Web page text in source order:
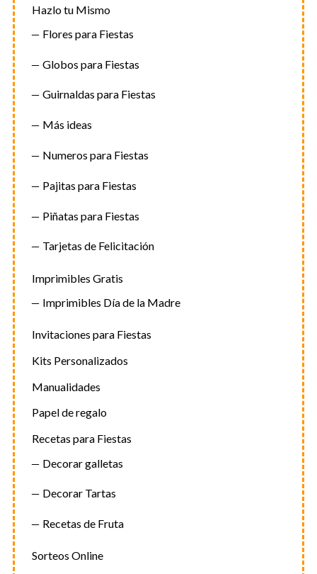
Hazlo tu Mismo
Flores para Fiestas
Globos para Fiestas
Guirnaldas para Fiestas
Más ideas
Numeros para Fiestas
Pajitas para Fiestas
Piñatas para Fiestas
Tarjetas de Felicitación
Imprimibles Gratis
Imprimibles Día de la Madre
Invitaciones para Fiestas
Kits Personalizados
Manualidades
Papel de regalo
Recetas para Fiestas
Decorar galletas
Decorar Tartas
Recetas de Fruta
Sorteos Online